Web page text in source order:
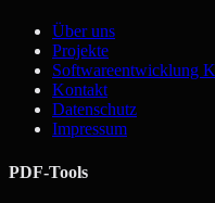
Über uns
Projekte
Softwareentwicklung
Kontakt
Datenschutz
Impressum
PDF-Tools